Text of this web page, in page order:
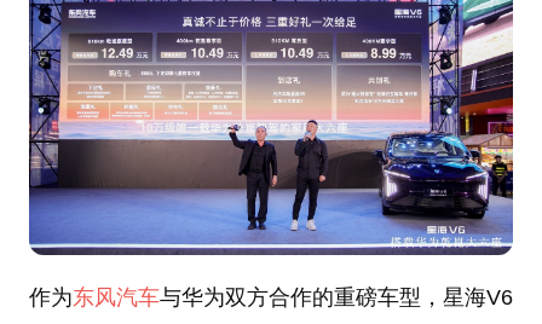
作为东风汽车与华为双方合作的重磅车型，星海V6